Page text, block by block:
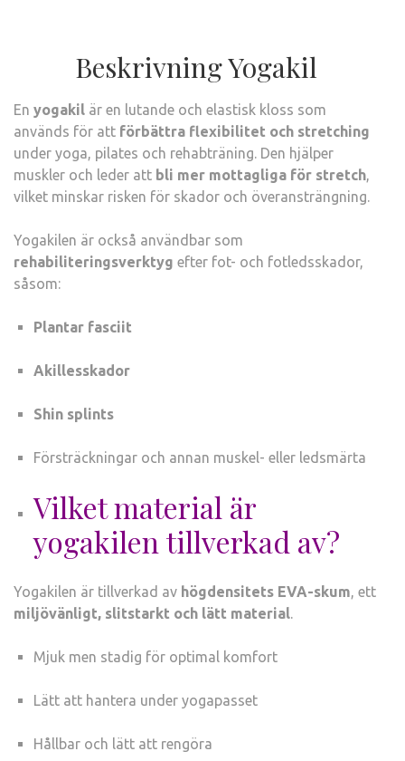
Beskrivning Yogakil
En yogakil är en lutande och elastisk kloss som
används för att förbättra flexibilitet och stretching
under yoga, pilates och rehabträning. Den hjälper
muskler och leder att bli mer mottagliga för stretch,
vilket minskar risken för skador och överansträngning.
Yogakilen är också användbar som
rehabiliteringsverktyg efter fot- och fotledsskador,
såsom:
Plantar fasciit
Akillesskador
Shin splints
Försträckningar och annan muskel- eller ledsmärta
Vilket material är
yogakilen tillverkad av?
Yogakilen är tillverkad av högdensitets EVA-skum, ett
miljövänligt, slitstarkt och lätt material.
Mjuk men stadig för optimal komfort
Lätt att hantera under yogapasset
Hållbar och lätt att rengöra